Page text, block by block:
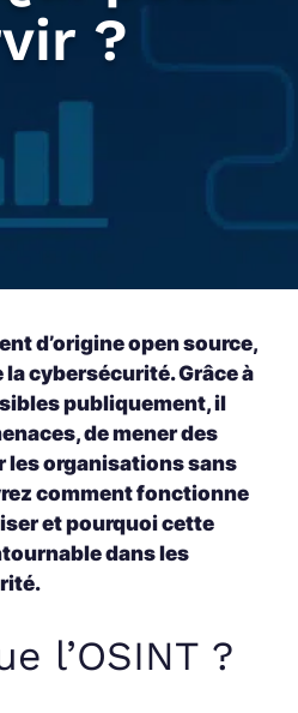
?
d’origine open source,
cybersécurité. Grâce à
publiquement, il
de mener des
les organisations sans
comment fonctionne
et pourquoi cette
dans les
l’OSINT ?